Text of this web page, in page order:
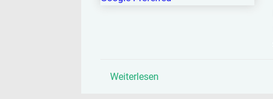
Weiterlesen